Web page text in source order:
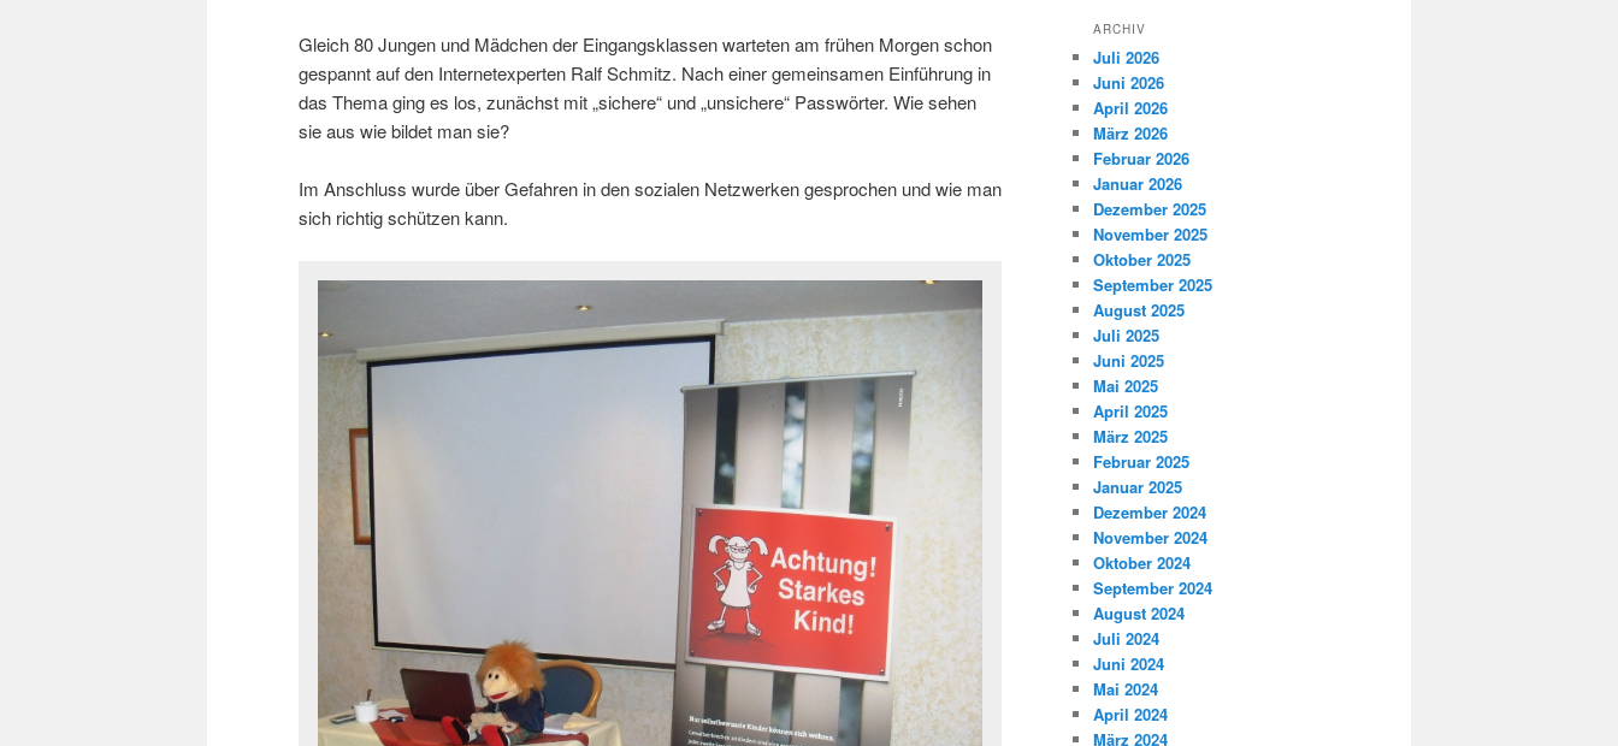
Gleich 80 Jungen und Mädchen der Eingangsklassen warteten am frühen Morgen schon
gespannt auf den Internetexperten Ralf Schmitz. Nach einer gemeinsamen Einführung in
das Thema ging es los, zunächst mit „sichere“ und „unsichere“ Passwörter. Wie sehen
sie aus wie bildet man sie?
Im Anschluss wurde über Gefahren in den sozialen Netzwerken gesprochen und wie man
sich richtig schützen kann.
ARCHIV
Juli 2026
Juni 2026
April 2026
März 2026
Februar 2026
Januar 2026
Dezember 2025
November 2025
Oktober 2025
September 2025
August 2025
Juli 2025
Juni 2025
Mai 2025
April 2025
März 2025
Februar 2025
Januar 2025
Dezember 2024
November 2024
Oktober 2024
September 2024
August 2024
Juli 2024
Juni 2024
Mai 2024
April 2024
März 2024